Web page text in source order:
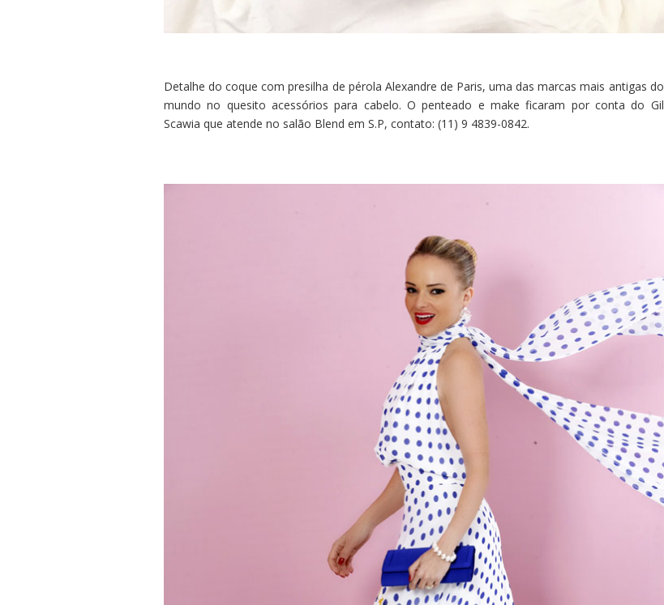
Detalhe do coque com presilha de pérola Alexandre de Paris, uma das marcas mais antigas do
mundo no quesito acessórios para cabelo. O penteado e make ficaram por conta do Gil
Scawia que atende no salão Blend em S.P, contato: (11) 9 4839-0842.